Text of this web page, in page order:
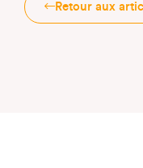
Retour aux